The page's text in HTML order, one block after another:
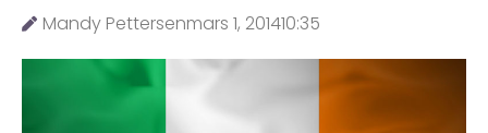
Mandy Pettersenmars 1, 201410:35